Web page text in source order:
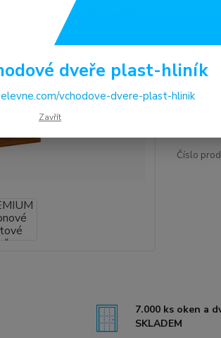
7
Číslo
7.000 ks oken a
SKLADEM
dveře plast-hliník
vchodove-dvere-plast-hlinik
Zavřít